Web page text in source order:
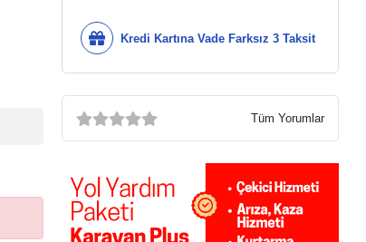
Kredi Kartına Vade Farksız 3 Taksit
Tüm Yorumlar